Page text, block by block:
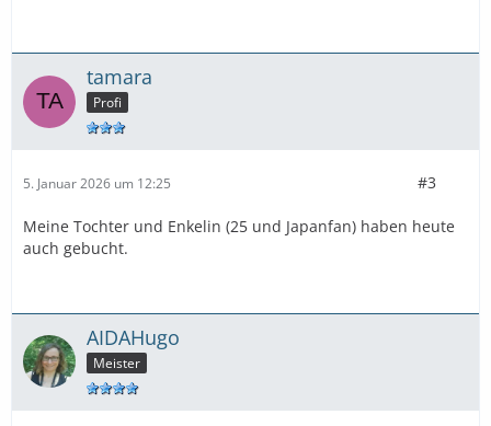
tamara
Profi
5. Januar 2026 um 12:25 #3
Meine Tochter und Enkelin (25 und Japanfan) haben heute
auch gebucht.
AIDAHugo
Meister